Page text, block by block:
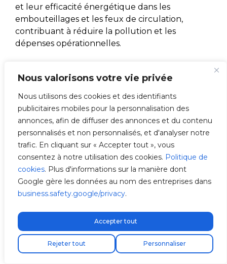
Nous valorisons votre vie privée
Nous utilisons des cookies et des identifiants
publicitaires mobiles pour la personnalisation des
annonces, afin de diffuser des annonces et du contenu
personnalisés et non personnalisés, et d'analyser notre
trafic. En cliquant sur « Accepter tout », vous
consentez à notre utilisation des cookies. Politique de
cookies. Plus d'informations sur la manière dont
Google gère les données au nom des entreprises dans
business.safety.google/privacy.
Personnaliser
Rejeter tout
Accepter tout
et leur efficacité énergétique dans les
embouteillages et les feux de circulation,
contribuant à réduire la pollution et les
dépenses opérationnelles.
Considérations clés lors de
l’achat d’une petite voiture
électrique
Avant de prendre votre décision d’achat,il est
Livraison express gratuite !